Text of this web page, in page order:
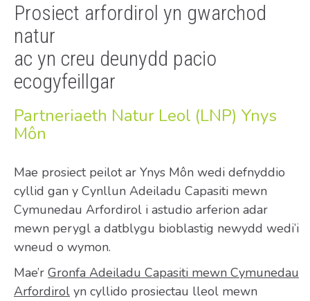
Prosiect arfordirol yn gwarchod
natur
ac yn creu deunydd pacio
ecogyfeillgar
Partneriaeth Natur Leol (LNP) Ynys
Môn
Mae prosiect peilot ar Ynys Môn wedi defnyddio
cyllid gan y Cynllun Adeiladu Capasiti mewn
Cymunedau Arfordirol i astudio arferion adar
mewn perygl a datblygu bioblastig newydd wedi’i
wneud o wymon.
Mae’r Gronfa Adeiladu Capasiti mewn Cymunedau
Arfordirol yn cyllido prosiectau lleol mewn